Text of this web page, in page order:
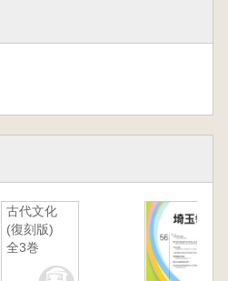
古代文化
(復刻版)
全3巻